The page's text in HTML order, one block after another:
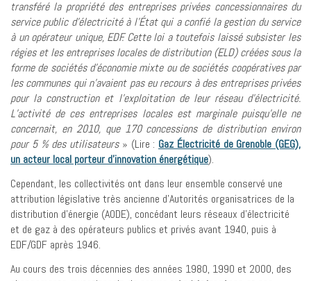
transféré la propriété des entreprises privées concessionnaires du
service public d’électricité à l’État qui a confié la gestion du service
à un opérateur unique, EDF. Cette loi a toutefois laissé subsister les
régies et les entreprises locales de distribution (ELD) créées sous la
forme de sociétés d’économie mixte ou de sociétés coopératives par
les communes qui n’avaient pas eu recours à des entreprises privées
pour la construction et l’exploitation de leur réseau d’électricité.
L’activité de ces entreprises locales est marginale puisqu’elle ne
concernait, en 2010, que 170 concessions de distribution environ
pour 5 % des utilisateurs» (Lire : Gaz Électricité de Grenoble (GEG),
un acteur local porteur d’innovation énergétique).
Cependant, les collectivités ont dans leur ensemble conservé une
attribution législative très ancienne d’Autorités organisatrices de la
distribution d’énergie (AODE), concédant leurs réseaux d’électricité
et de gaz à des opérateurs publics et privés avant 1940, puis à
EDF/GDF après 1946.
Au cours des trois décennies des années 1980, 1990 et 2000, des